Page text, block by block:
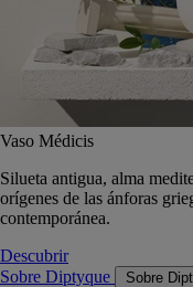
Vaso Médicis
Silueta antigua, alma
orígenes de las ánforas
contemporánea.
Descubrir
Sobre Diptyque
Sobre